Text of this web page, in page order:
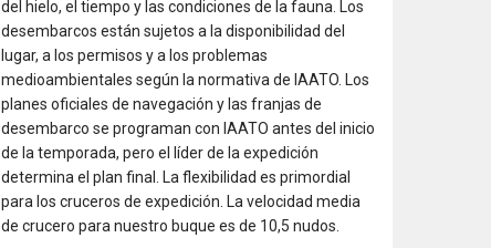
del hielo, el tiempo y las condiciones de la fauna. Los
desembarcos están sujetos a la disponibilidad del
lugar, a los permisos y a los problemas
medioambientales según la normativa de IAATO. Los
planes oficiales de navegación y las franjas de
desembarco se programan con IAATO antes del inicio
de la temporada, pero el líder de la expedición
determina el plan final. La flexibilidad es primordial
para los cruceros de expedición. La velocidad media
de crucero para nuestro buque es de 10,5 nudos.